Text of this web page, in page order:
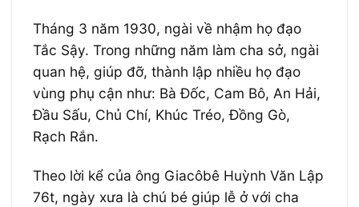
Tháng 3 năm 1930, ngài về nhậm họ đạo
Tắc Sậy. Trong những năm làm cha sở, ngài
quan hệ, giúp đỡ, thành lập nhiều họ đạo
vùng phụ cận như: Bà Ðốc, Cam Bô, An Hải,
Ðầu Sấu, Chủ Chí, Khúc Tréo, Ðồng Gò,
Rạch Rắn.
Theo lời kể của ông Giacôbê Huỳnh Văn Lập
76t, ngày xưa là chú bé giúp lễ ở với cha